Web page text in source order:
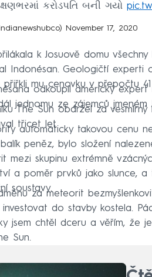
કરોડપતિ બની ગયો
November 17, 2020
k Josuově domu
Indonésan. Geologičtí
mu cenovku v přepočtu
odkoupil americký expert
jednomu ze zájemců jmeném
The Sun obdržel za
třicet let.
automaticky takovou cenu
peněz, bylo složení
mezi skupinu extrémně
a poměr prvků jako slunce,
soustavy.
za meteorit
do stavby kostela.
jsem chtěl dceru a věřím, že
Sun.